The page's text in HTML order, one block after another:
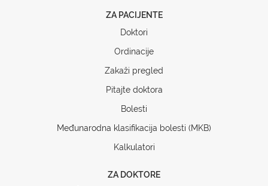
ZA PACIJENTE
Doktori
Ordinacije
Zakaži pregled
Pitajte doktora
Bolesti
Međunarodna klasifikacija bolesti (MKB)
Kalkulatori
ZA DOKTORE